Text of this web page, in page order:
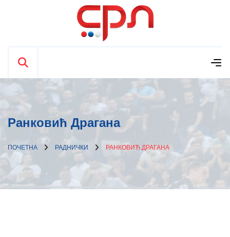
Ранковић Драгана
ПОЧЕТНА РАДНИЧКИ РАНКОВИЋ ДРАГАНА